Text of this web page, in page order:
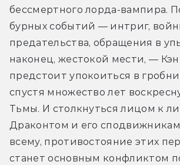
бессмертного лорда-вампира.
бурных событий — интриг,
предательства, обращения в
наконец, жестокой мести, —
предстоит упокоиться в
спустя множество лет
Тьмы. И столкнуться лицом к
Драконтом и его
всему, противостояние этих
станет основным конфликтом